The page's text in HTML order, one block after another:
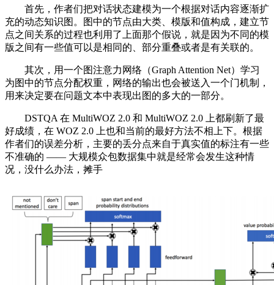
首先，作者们把对话状态建模为一个根据对话内容逐渐扩
充的动态知识图。图中的节点由大类、模版和值构成，建立节
点之间关系的过程也利用了上面那个假说，就是因为不同的模
版之间有一些值可以是相同的、部分重叠或者是有关联的。
其次，用一个图注意力网络（Graph Attention Net）学习
为图中的节点分配权重，网络的输出也会被送入一个门机制，
用来决定要在问题文本中表现出图的多大的一部分。
DSTQA 在 MultiWOZ 2.0 和 MultiWOZ 2.0 上都刷新了最
好成绩，在 WOZ 2.0 上也和当前的最好方法不相上下。根据
作者们的误差分析，主要的丢分点来自于真实值的标注有一些
不准确的 —— 大规模众包数据集中就是经常会发生这种情
况，没什么办法，摊手